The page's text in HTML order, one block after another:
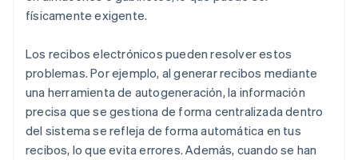
físicamente exigente.
Los recibos electrónicos pueden resolver estos
problemas. Por ejemplo, al generar recibos mediante
una herramienta de autogeneración, la información
precisa que se gestiona de forma centralizada dentro
del sistema se refleja de forma automática en tus
recibos, lo que evita errores. Además, cuando se han